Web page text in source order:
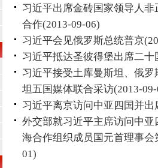
习近平出席金砖国家领导人
合作(2013-09-06)
习近平会见俄罗斯总统普京
习近平抵达圣彼得堡出席二
习近平接受土库曼斯坦、俄
坦五国媒体联合采访(2013-
习近平离京访问中亚四国并
外交部就习近平主席访问中
海合作组织成员国元首理事
01)